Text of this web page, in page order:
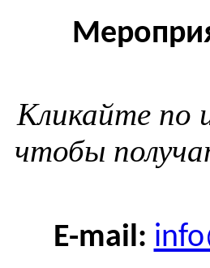
Кликайте по
чтобы
E-mail: